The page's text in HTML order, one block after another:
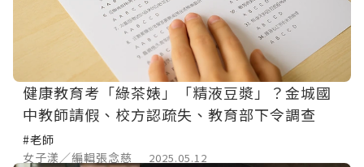
健康教育考「綠茶婊」「精液豆漿」？金城國
中教師請假、校方認疏失、教育部下令調查
#老師
女子漾／編輯張念慈
2025.05.12